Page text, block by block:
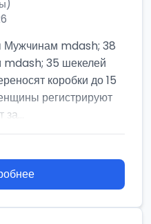
Мужчинам mdash; 38
35 шекелей
коробки до 15
регистрируют